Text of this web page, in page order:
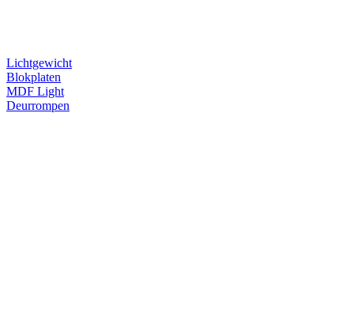
Lichtgewicht
Blokplaten
MDF Light
Deurrompen